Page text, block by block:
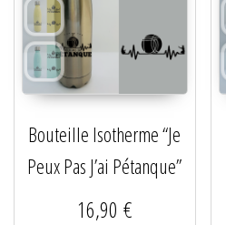
Bouteille Isotherme “Je
Peux Pas J’ai Pétanque”
16,90 €